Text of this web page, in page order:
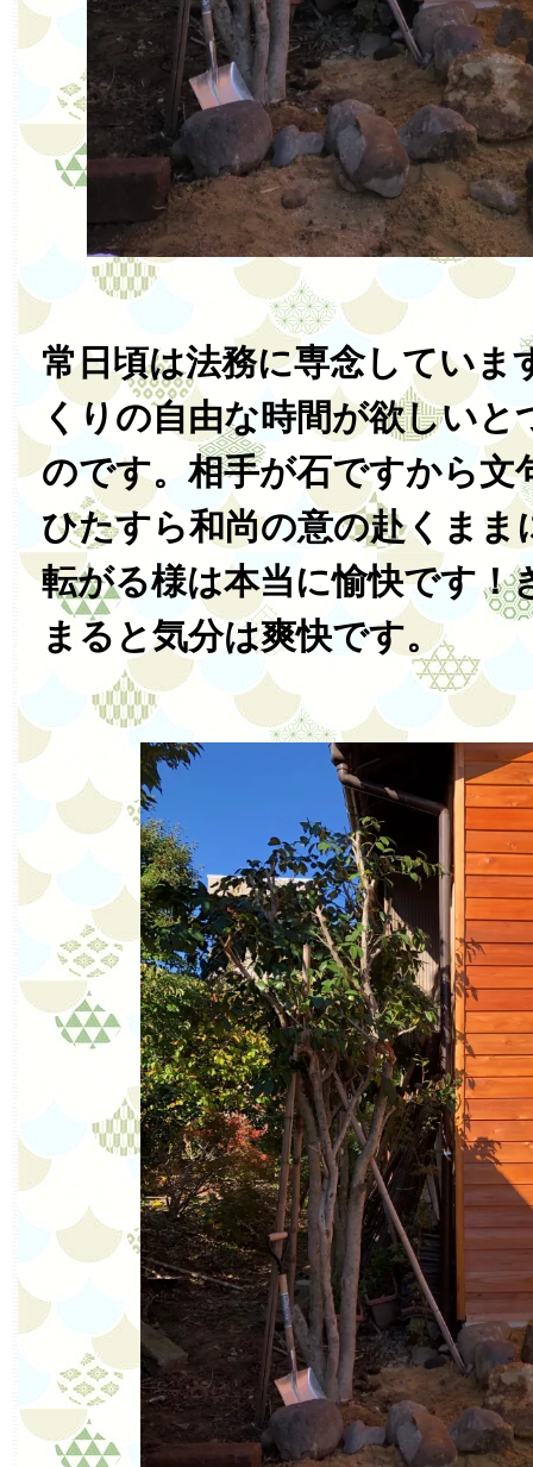
常日頃は法務に専念していま
くりの自由な時間が欲しい
のです。相手が石ですから文
ひたすら和尚の意の赴くまま
転がる様は本当に愉快です！
まると気分は爽快です。